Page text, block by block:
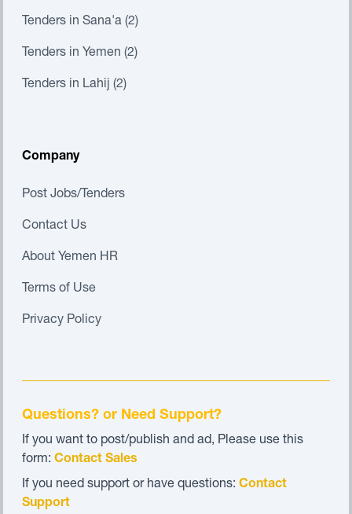
Tenders in Sana'a (2)
Tenders in Yemen (2)
Tenders in Lahij (2)
Company
Post Jobs/Tenders
Contact Us
About Yemen HR
Terms of Use
Privacy Policy
Questions? or Need Support?
If you want to post/publish and ad, Please use this
form: Contact Sales
If you need support or have questions: Contact
Support